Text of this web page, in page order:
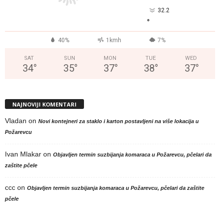
32.2
°
40% 1kmh 7%
SAT
34°
SUN
35°
MON
37°
TUE
38°
WED
37°
NAJNOVIJI KOMENTARI
Vladan on Novi kontejneri za staklo i karton postavljeni na više lokacija u
Požarevcu
Ivan Mlakar on Objavljen termin suzbijanja komaraca u Požarevcu, pčelari da
zaštite pčele
ccc on Objavljen termin suzbijanja komaraca u Požarevcu, pčelari da zaštite
pčele